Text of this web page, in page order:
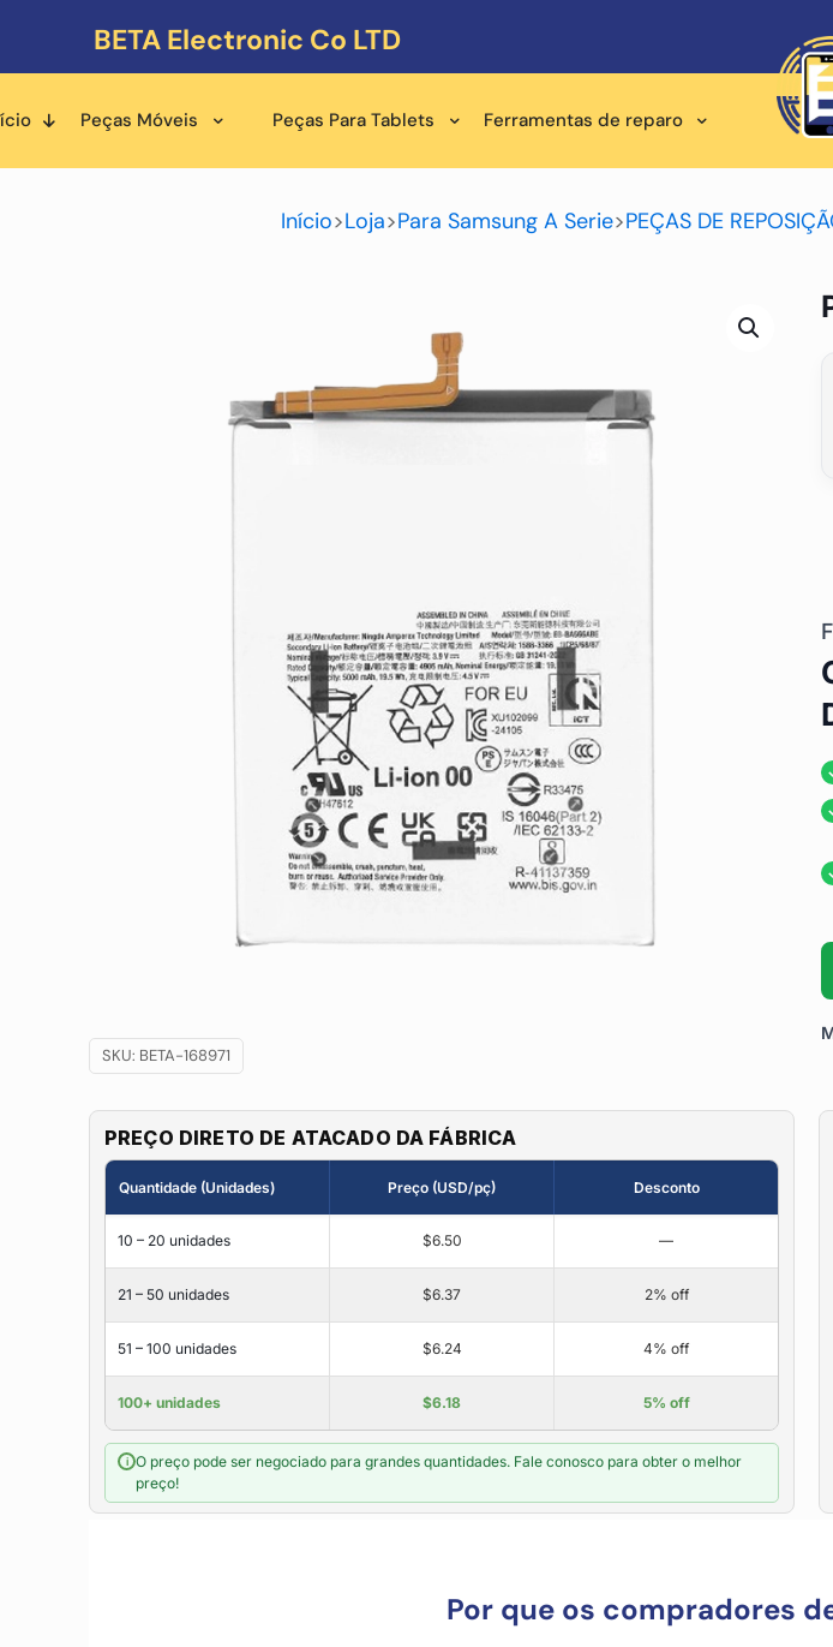
BETA Electronic Co LTD
Peças Móveis Peças Para Tablets Ferramentas de reparo
Início>Loja>Para Samsung A Serie>PEÇAS DE
SKU: BETA-168971
PREÇO DIRETO DE ATACADO DA FÁBRICA
Quantidade (Unidades) Preço (USD/pç) Desconto
10 – 20 unidades $6.50 —
21 – 50 unidades $6.37 2% off
51 – 100 unidades $6.24 4% off
100+ unidades $6.18 5% off
i O preço pode ser negociado para grandes quantidades. Fale conosco para obter o melhor
preço!
Por que os compradores